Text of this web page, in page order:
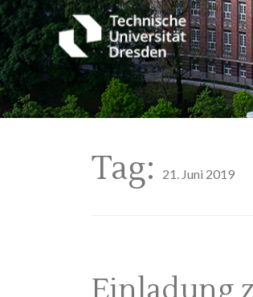
Tag: 21. Juni 2019